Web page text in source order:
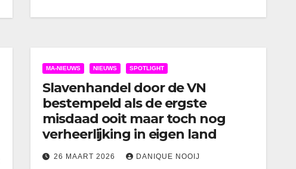
MA-NIEUWS NIEUWS SPOTLIGHT
Slavenhandel door de VN
bestempeld als de ergste
misdaad ooit maar toch nog
verheerlijking in eigen land
26 MAART 2026 DANIQUE NOOIJ